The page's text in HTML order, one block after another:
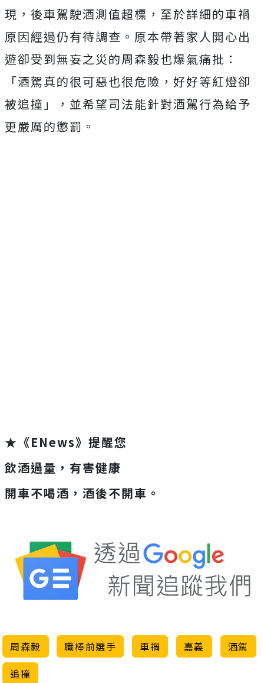
現，後車駕駛酒測值超標，至於詳細的車禍
原因經過仍有待調查。原本帶著家人開心出
遊卻受到無妄之災的周森毅也爆氣痛批：
「酒駕真的很可惡也很危險，好好等紅燈卻
被追撞」，並希望司法能針對酒駕行為給予
更嚴厲的懲罰。
★《ENews》提醒您
飲酒過量，有害健康
開車不喝酒，酒後不開車。
周森毅 職棒前選手 車禍 嘉義
酒駕
追撞